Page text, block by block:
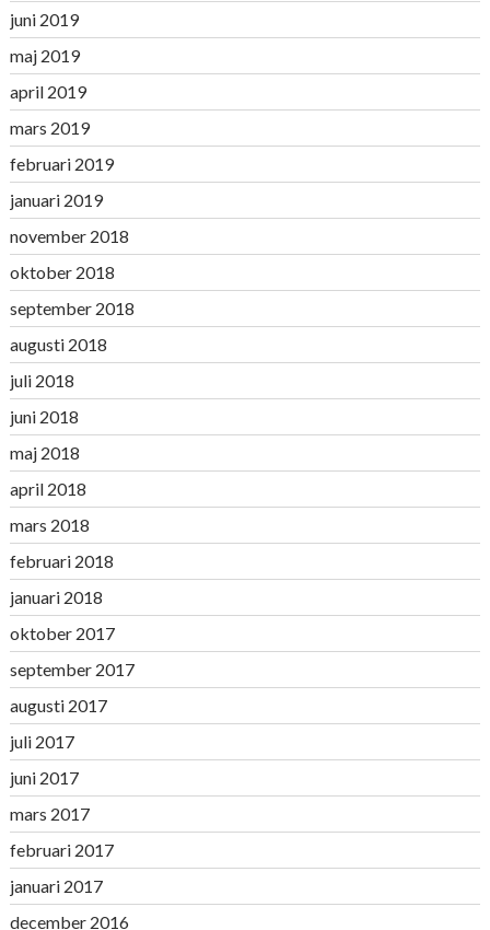
juni 2019
maj 2019
april 2019
mars 2019
februari 2019
januari 2019
november 2018
oktober 2018
september 2018
augusti 2018
juli 2018
juni 2018
maj 2018
april 2018
mars 2018
februari 2018
januari 2018
oktober 2017
september 2017
augusti 2017
juli 2017
juni 2017
mars 2017
februari 2017
januari 2017
december 2016